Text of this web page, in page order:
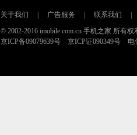
关于我们 广告服务 联系我们
© 2002-2016 imobile.com.cn 手机之家 所有权
京ICP备09079639号 京ICP证090349号 电